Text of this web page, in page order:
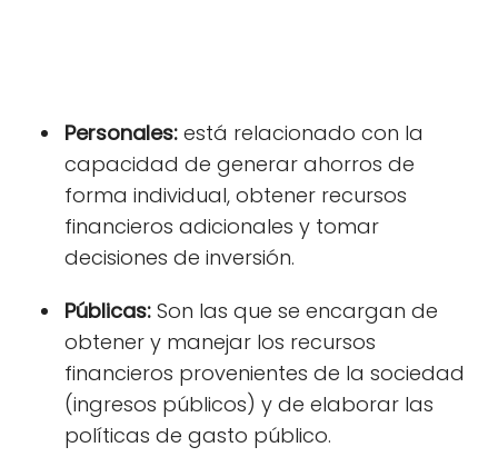
Personales: está relacionado con la
capacidad de generar ahorros de
forma individual, obtener recursos
financieros adicionales y tomar
decisiones de inversión.
Públicas: Son las que se encargan de
obtener y manejar los recursos
financieros provenientes de la sociedad
(ingresos públicos) y de elaborar las
políticas de gasto público.